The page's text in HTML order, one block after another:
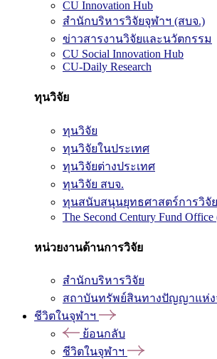
CU Innovation Hub
สำนักบริหารวิจัยจุฬาฯ (สบจ.)
ข่าวสารงานวิจัยและนวัตกรรม
CU Social Innovation Hub
CU-Daily Research
ทุนวิจัย
ทุนวิจัย
ทุนวิจัยในประเทศ
ทุนวิจัยต่างประเทศ
ทุนวิจัย สบจ.
ทุนสนับสนุนยุทธศาสตร์การวิจัย
The Second Century Fund Office
หน่วยงานด้านการวิจัย
สำนักบริหารวิจัย
สถาบันทรัพย์สินทางปัญญาแห่ง
ชีวิตในจุฬาฯ
ย้อนกลับ
ชีวิตในจุฬาฯ